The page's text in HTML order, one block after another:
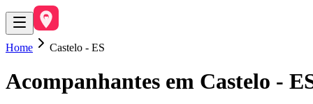
Home Castelo - ES
Acompanhantes em Castelo -